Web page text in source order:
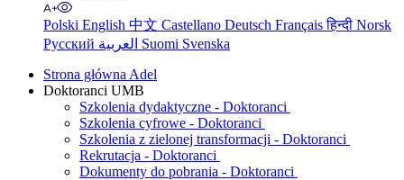
Polski English 中文 Castellano Deutsch Françaisहिन्दी Norsk
Русский
Suomi Svenska
Strona główna Adel
Doktoranci UMB
Szkolenia dydaktyczne - Doktoranci
Szkolenia cyfrowe - Doktoranci
Szkolenia z zielonej transformacji - Doktoranci
Rekrutacja - Doktoranci
Dokumenty do pobrania - Doktoranci